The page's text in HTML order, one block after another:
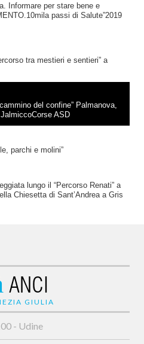
Informare per stare bene e
passi di Salute”2019
tra mestieri e sentieri” a
del confine” Palmanova,
ASD
parchi e molini”
lungo il “Percorso Renati” a
Chiesetta di Sant’Andrea a Gris
ANCI
GIULIA
- Udine